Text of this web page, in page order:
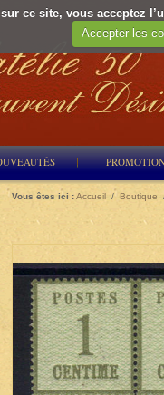
ce site, vous acceptez
Accepter les
Vous êtes ici :Accueil / Boutique